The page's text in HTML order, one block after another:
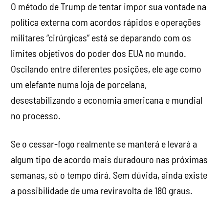
O método de Trump de tentar impor sua vontade na
política externa com acordos rápidos e operações
militares “cirúrgicas” está se deparando com os
limites objetivos do poder dos EUA no mundo.
Oscilando entre diferentes posições, ele age como
um elefante numa loja de porcelana,
desestabilizando a economia americana e mundial
no processo.
Se o cessar-fogo realmente se manterá e levará a
algum tipo de acordo mais duradouro nas próximas
semanas, só o tempo dirá. Sem dúvida, ainda existe
a possibilidade de uma reviravolta de 180 graus.